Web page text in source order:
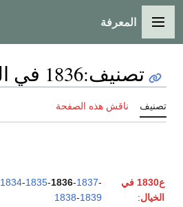
القائمة الرئيسية
المعرفة
تصنيف:1836 في الخيال
تصنيف ناقش هذه الصفحة
ع1830 في
الخيال:
1834-1835-1836-1837-
1838-1839